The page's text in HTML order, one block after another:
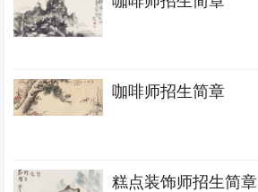
咖啡师招生简章
糕点装饰师招生简章